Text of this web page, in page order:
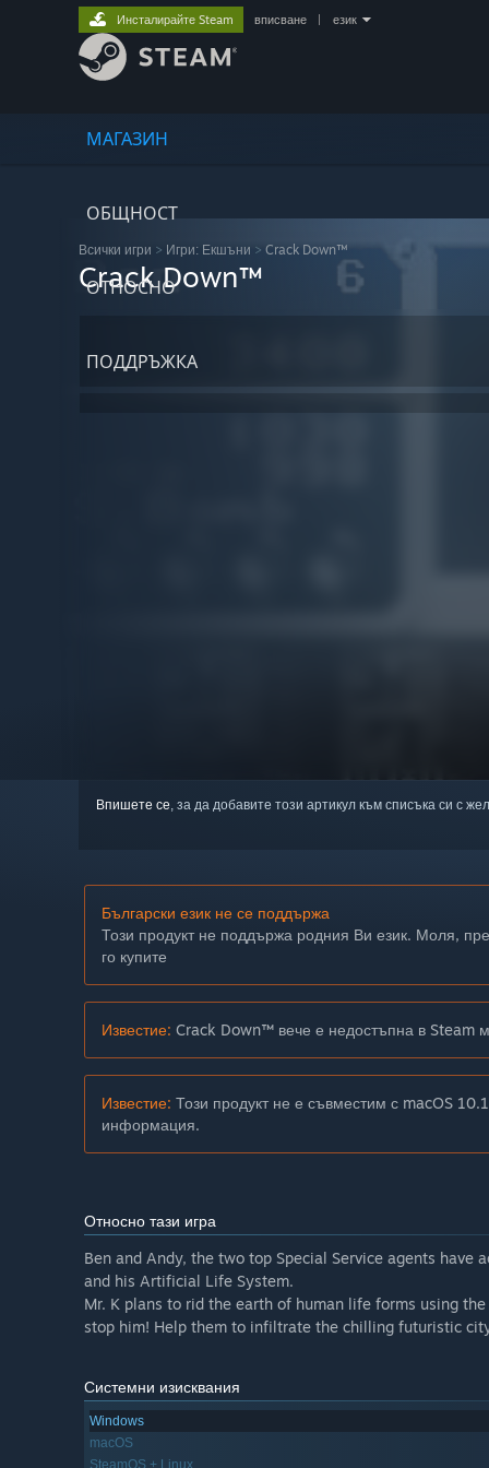
МАГАЗИН
ОБЩНОСТ
ОТНОСНО
ПОДДРЪЖКА
Инсталирайте Steam вписване език
Всички игри > Игри: Екшъни > Crack Down™
Crack Down™
Впишете се, за да добавите този артикул към списъка си с
Български език не се поддържа
Този продукт не поддържа родния Ви език. Моля,
го купите
Известие: Crack Down™ вече е недостъпна в Steam
Известие: Този продукт не е съвместим с macOS
информация.
Относно тази игра
Ben and Andy, the two top Special Service agents have
and his Artificial Life System.
Mr. K plans to rid the earth of human life forms using
stop him! Help them to infiltrate the chilling futuristic
Системни изисквания
Windows
macOS